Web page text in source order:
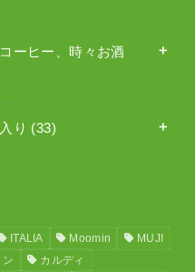
ーヒー、時々お酒
り (33)
ITALIA Moomin
MUJI
カルディ